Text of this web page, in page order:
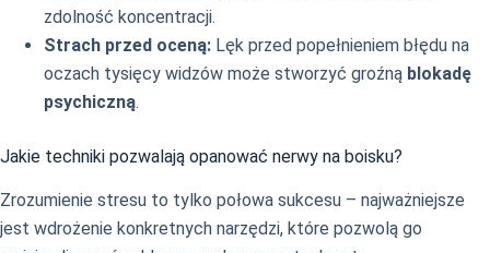
zdolność koncentracji.
Strach przed oceną: Lęk przed popełnieniem błędu na
oczach tysięcy widzów może stworzyć groźną blokadę
psychiczną.
Jakie techniki pozwalają opanować nerwy na boisku?
Zrozumienie stresu to tylko połowa sukcesu – najważniejsze
jest wdrożenie konkretnych narzędzi, które pozwolą go